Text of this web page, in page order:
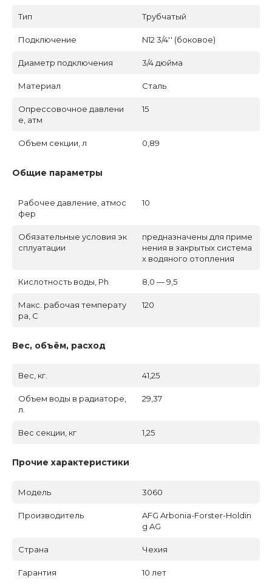
Тип Трубчатый
Подключение N12 3/4'' (боковое)
Диаметр подключения 3/4 дюйма
Материал Сталь
Опрессовочное давлени
е, атм
15
Объем секции, л 0,89
Общие параметры
Рабочее давление, атмос
фер
10
Обязательные условия эк
сплуатации
предназначены для приме
нения в закрытых система
х водяного отопления
Кислотность воды, Ph 8,0 — 9,5
Макс. рабочая температу
ра, C
120
Вес, объём, расход
Вес, кг. 41,25
Объем воды в радиаторе,
л.
29,37
Вес секции, кг 1,25
Прочие характеристики
Модель 3060
Производитель
AFG Arbonia-Forster-Holdin
g AG
Страна Чехия
Гарантия 10 лет